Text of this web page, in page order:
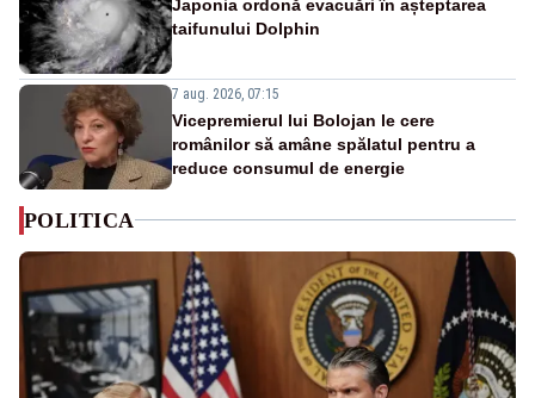
Japonia ordonă evacuări în așteptarea
taifunului Dolphin
7 aug. 2026, 07:15
Vicepremierul lui Bolojan le cere
românilor să amâne spălatul pentru a
reduce consumul de energie
POLITICA